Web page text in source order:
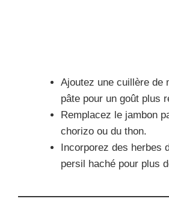
Ajoutez une cuillère de
pâte pour un goût plus
Remplacez le jambon
chorizo ou du thon.
Incorporez des herbes
persil haché pour plus